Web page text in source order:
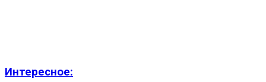
Интересное: